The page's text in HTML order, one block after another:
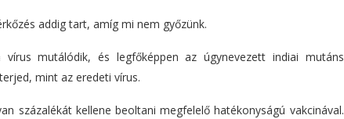
addig tart, amíg mi nem győzünk.
mutálódik, és legfőképpen az úgynevezett indiai mutáns
mint az eredeti vírus.
százalékát kellene beoltani megfelelő hatékonyságú vakcinával.